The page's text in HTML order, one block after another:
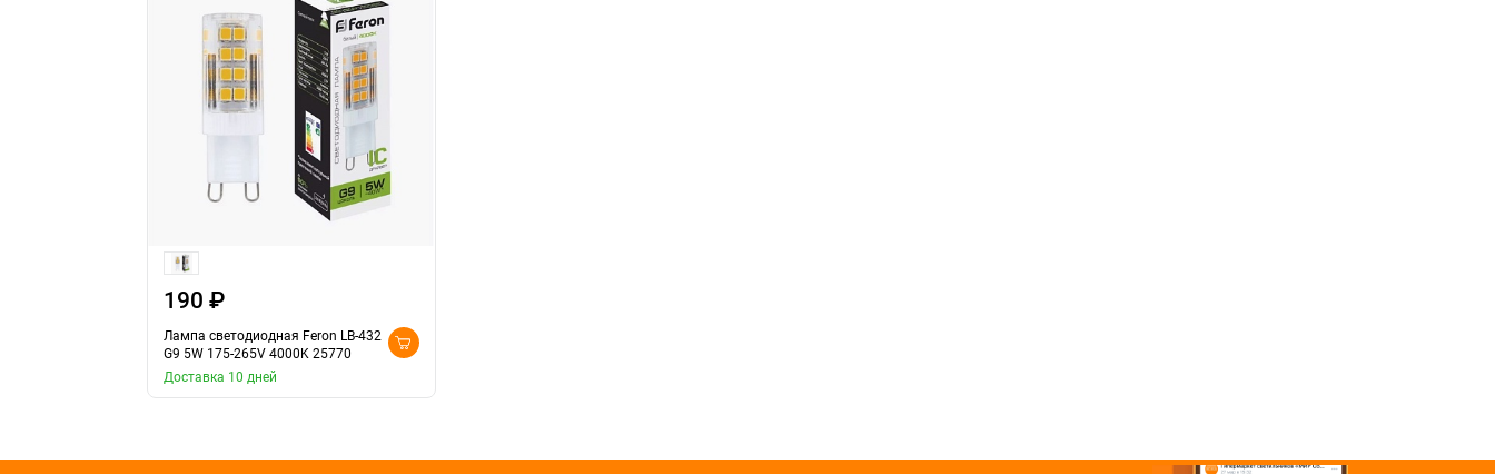
190 ₽
Лампа светодиодная Feron LB-432
G9 5W 175-265V 4000K 25770
Доставка 10 дней